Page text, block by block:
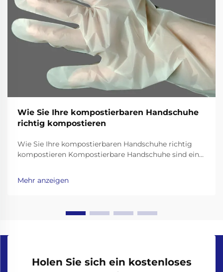
Wie Sie Ihre kompostierbaren Handschuhe
richtig kompostieren
Wie Sie Ihre kompostierbaren Handschuhe richtig
kompostieren Kompostierbare Handschuhe sind eine
Plastikhandschuhen und wurden entwickelt, um sich
auf natürliche Weise in nährstoffreichen Boden
mit anderen organischen Abfällen kompostiert
Mehr anzeigen
Holen Sie sich ein kostenloses